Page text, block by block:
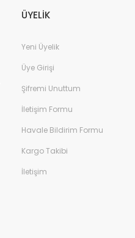
ÜYELİK
Yeni Üyelik
Üye Girişi
Şifremi Unuttum
İletişim Formu
Havale Bildirim Formu
Kargo Takibi
İletişim